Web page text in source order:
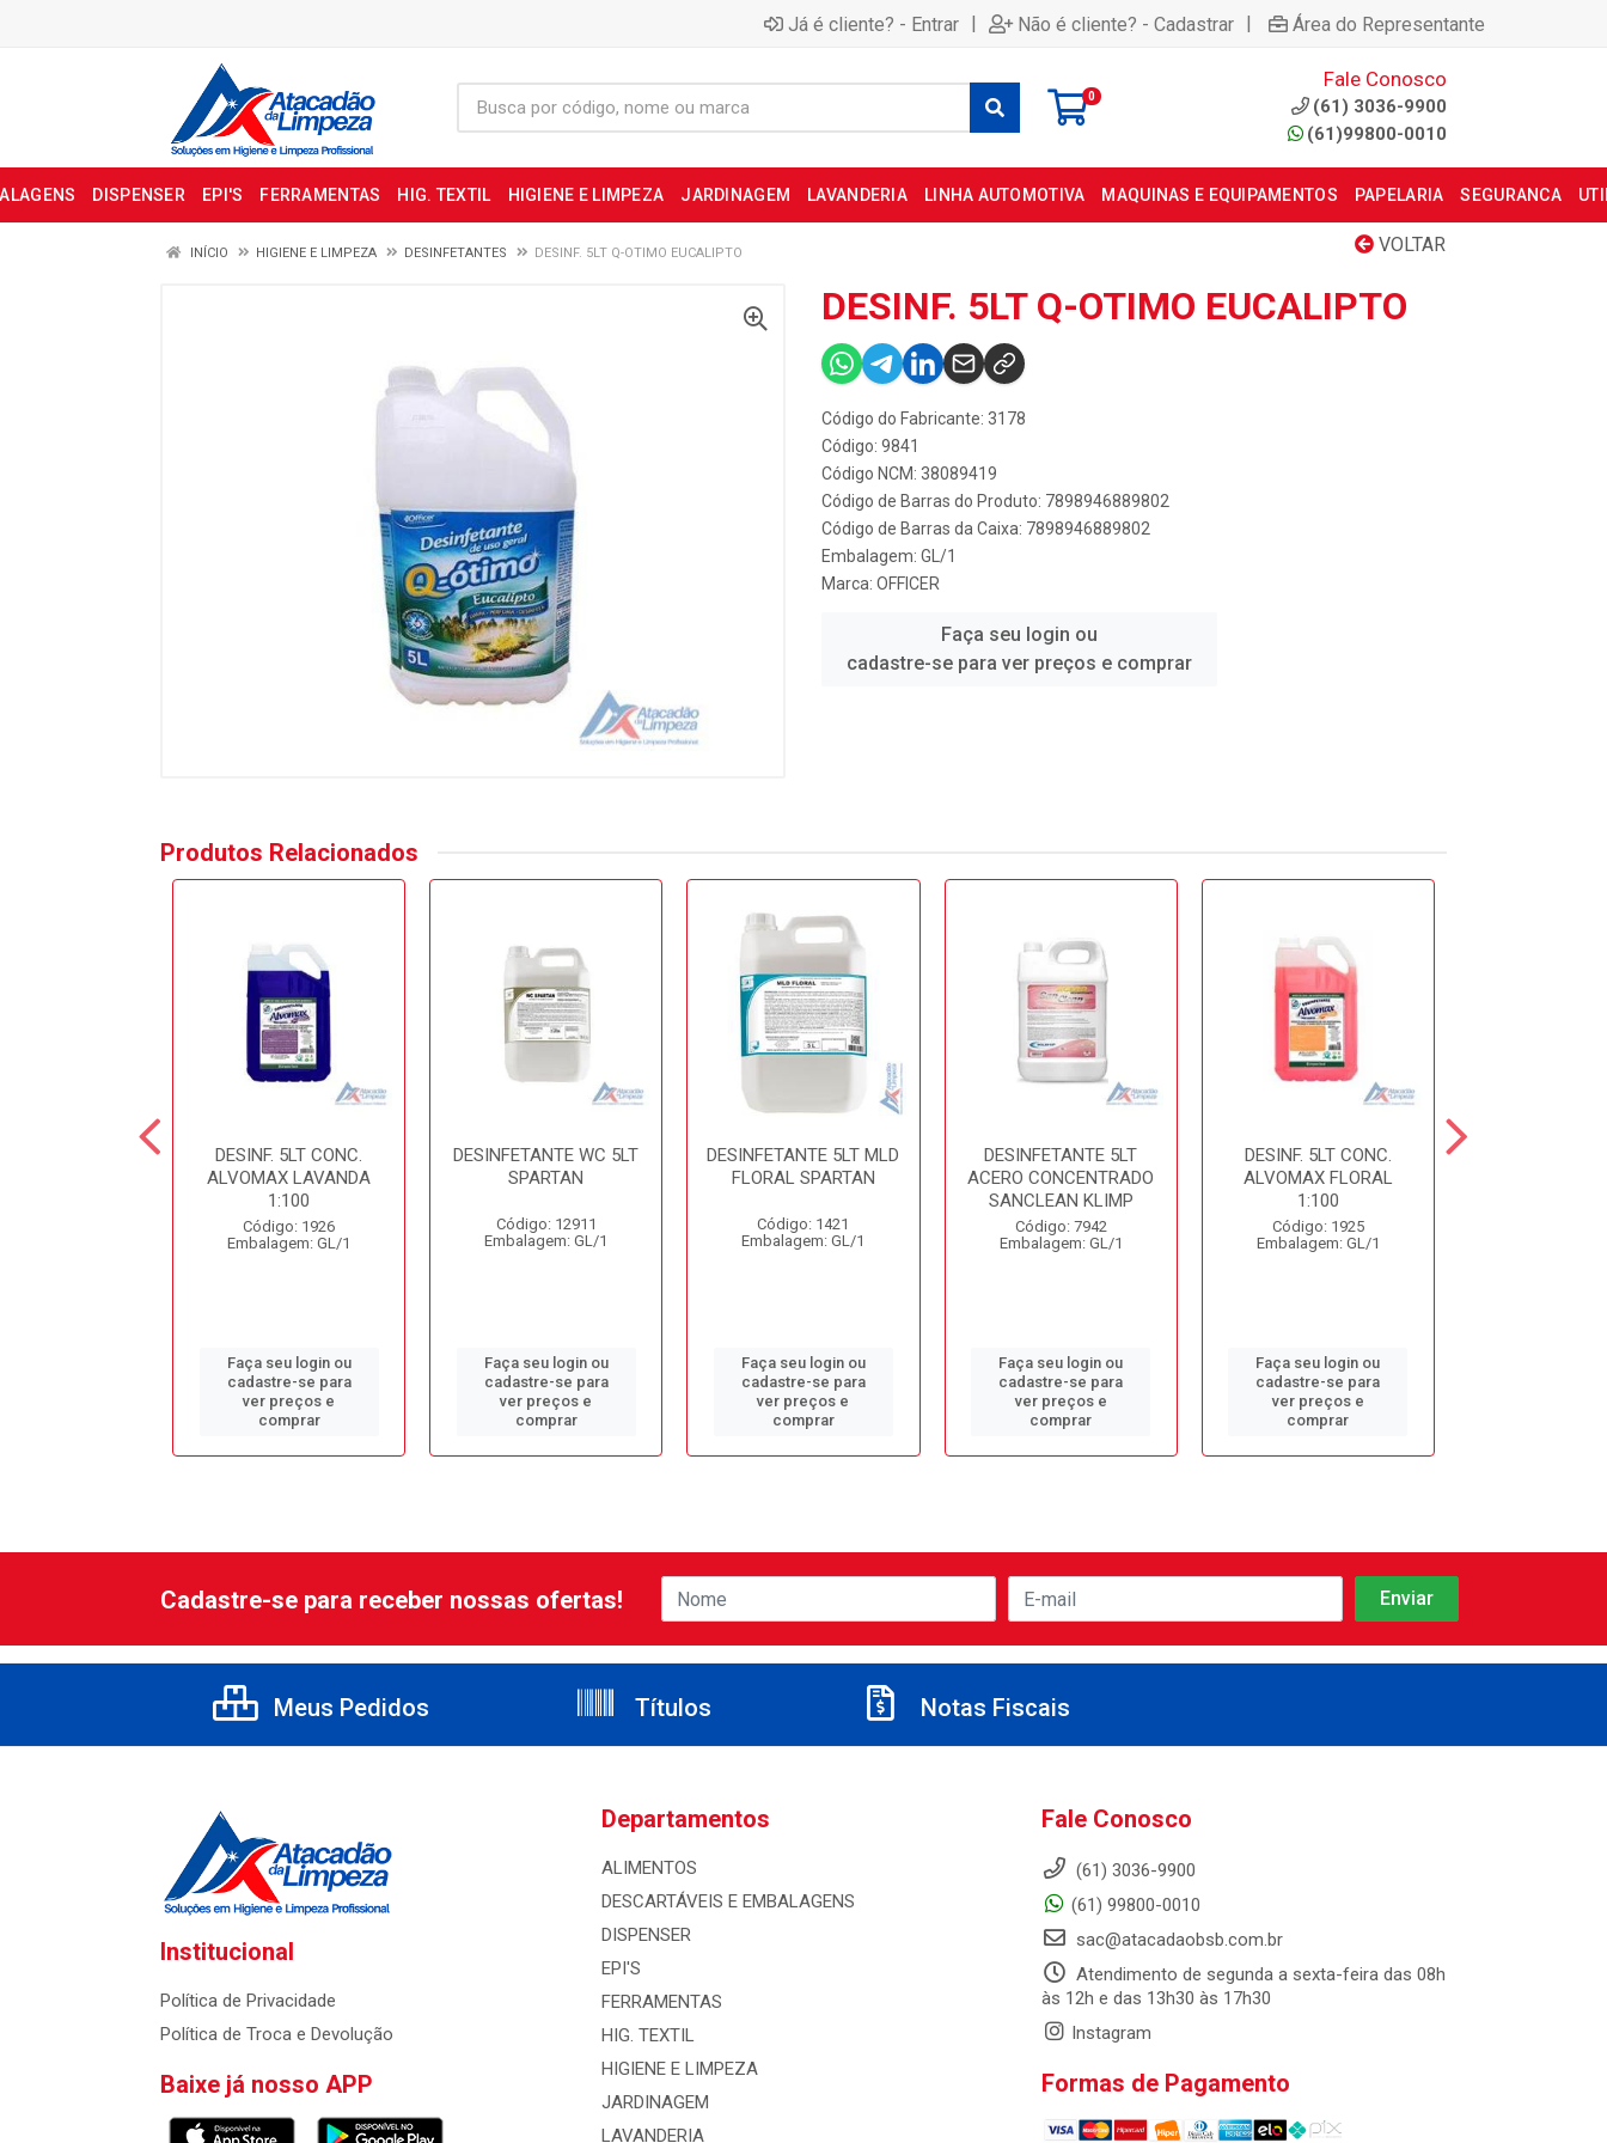
Já é cliente? - Entrar | Não é cliente? - Cadastrar | Área do Representante
0
Fale Conosco
(61) 3036-9900
(61)99800-0010
DISPENSER EPI'S FERRAMENTAS HIG. TEXTIL HIGIENE E LIMPEZA JARDINAGEM LAVANDERIA LINHA AUTOMOTIVA MAQUINAS E EQUIPAMENTOS PAPELARIA SEGURANCA
VOLTAR
INÍCIO HIGIENE E LIMPEZA DESINFETANTES DESINF. 5LT Q-OTIMO EUCALIPTO
DESINF. 5LT Q-OTIMO EUCALIPTO
Código do Fabricante: 3178
Código: 9841
Código NCM: 38089419
Código de Barras do Produto: 7898946889802
Código de Barras da Caixa: 7898946889802
Embalagem: GL/1
Marca: OFFICER
Faça seu login ou
cadastre-se para ver preços e comprar
Produtos Relacionados
DESINF. 5LT CONC.
ALVOMAX LAVANDA
1:100
Código: 1926
Embalagem: GL/1
Faça seu login ou
cadastre-se para
ver preços e
comprar
DESINFETANTE WC 5LT
SPARTAN
Código: 12911
Embalagem: GL/1
Faça seu login ou
cadastre-se para
ver preços e
comprar
DESINFETANTE 5LT MLD
FLORAL SPARTAN
Código: 1421
Embalagem: GL/1
Faça seu login ou
cadastre-se para
ver preços e
comprar
DESINFETANTE 5LT
ACERO CONCENTRADO
SANCLEAN KLIMP
Código: 7942
Embalagem: GL/1
Faça seu login ou
cadastre-se para
ver preços e
comprar
DESINF. 5LT CONC.
ALVOMAX FLORAL
1:100
Código: 1925
Embalagem: GL/1
Faça seu login ou
cadastre-se para
ver preços e
comprar
Cadastre-se para receber nossas ofertas!
Meus Pedidos Títulos Notas Fiscais
Institucional
Política de Privacidade
Política de Troca e Devolução
Baixe já nosso APP
Departamentos
ALIMENTOS
DESCARTÁVEIS E EMBALAGENS
DISPENSER
EPI'S
FERRAMENTAS
HIG. TEXTIL
HIGIENE E LIMPEZA
JARDINAGEM
LAVANDERIA
Fale Conosco
(61) 3036-9900
(61) 99800-0010
sac@atacadaobsb.com.br
Atendimento de segunda a sexta-feira das 08h
às 12h e das 13h30 às 17h30
Instagram
Formas de Pagamento